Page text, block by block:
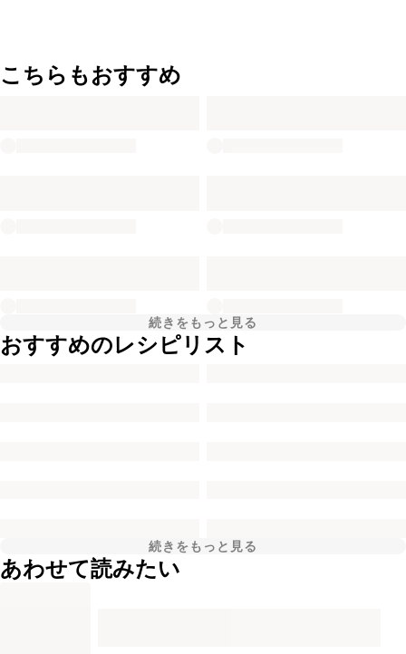
こちらもおすすめ
続きをもっと見る
おすすめのレシピリスト
続きをもっと見る
あわせて読みたい